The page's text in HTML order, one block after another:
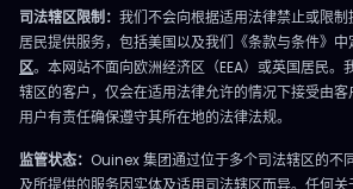
司法辖区限制： 我们不会向根据适用法律禁止或限
居民提供服务，包括美国以及我们《条款与条件》
区。本网站不面向欧洲经济区（EEA）或英国居民。
辖区的客户，仅会在适用法律允许的情况下接受由客
用户有责任确保遵守其所在地的法律法规。
监管状态： Ouinex 集团通过位于多个司法辖区的不
及所提供的服务因实体及适用司法辖区而异。任何